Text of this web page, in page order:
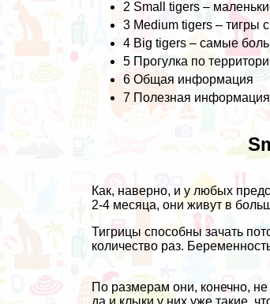
2 Small tigers –
3 Medium tigers – тигры
4 Big tigers – самые
5 Прогулка по
6 Общая информация
7 Полезная информация
Как, наверно, и у любых
2-4 месяца, они живут в
Тигрицы способны зачать
количество раз.
По размерам они, конечно,
да и клыки у них уже такие,